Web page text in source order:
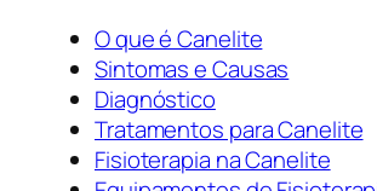
O que é Canelite
Sintomas e Causas
Diagnóstico
Tratamentos para Canelite
Fisioterapia na Canelite